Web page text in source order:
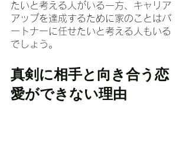
たいと考える人がいる一方、キャリア
アップを達成するために家のことはパ
ートナーに任せたいと考える人もいる
でしょう。
真剣に相手と向き合う恋
愛ができない理由